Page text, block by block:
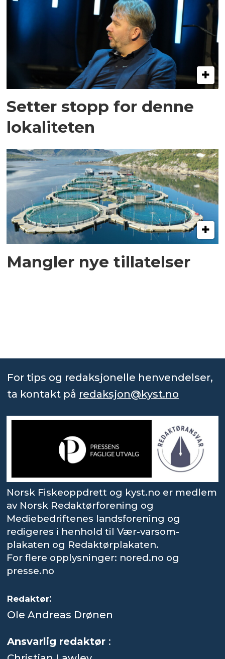
Setter stopp for denne
lokaliteten
Mangler nye tillatelser
For tips og redaksjonelle henvendelser,
ta kontakt på redaksjon@kyst.no
Norsk Fiskeoppdrett og kyst.no er medlem
av Norsk Redaktørforening og
Mediebedriftenes landsforening og
redigeres i henhold til Vær-varsom-
plakaten og Redaktørplakaten.
For flere opplysninger: nored.no og
presse.no
Redaktør:
Ole Andreas Drønen
Ansvarlig redaktør :